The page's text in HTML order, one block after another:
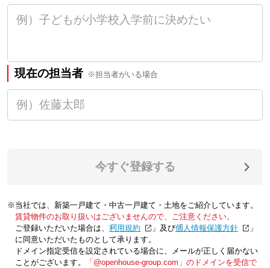
現在の担当者 ※担当者がいる場合
今すぐ登録する
※当社では、新築一戸建て・中古一戸建て・土地をご紹介しています。
賃貸物件のお取り扱いはございませんので、ご注意ください。
ご登録いただいた場合は、「利用規約 」及び「個人情報保護方針
」
に同意いただいたものとして承ります。
ドメイン指定受信を設定されている場合に、メールが正しく届かない
ことがございます。
「@openhouse-group.com」のドメインを受信で